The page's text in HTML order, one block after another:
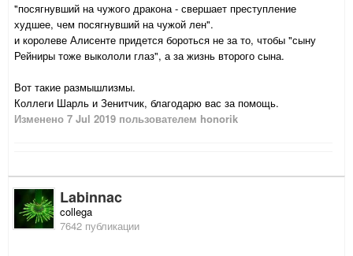
"посягнувший на чужого дракона - свершает преступление
худшее, чем посягнувший на чужой лен".
и королеве Алисенте придется бороться не за то, чтобы "сыну
Рейниры тоже выкололи глаз", а за жизнь второго сына.
Вот такие размышлизмы.
Коллеги Шарль и Зенитчик, благодарю вас за помощь.
Изменено 7 Jul 2019 пользователем honorik
Labinnac
collega
7642 публикации